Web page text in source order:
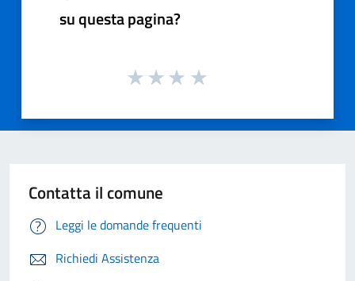
su questa pagina?
Contatta il comune
Leggi le domande frequenti
Richiedi Assistenza